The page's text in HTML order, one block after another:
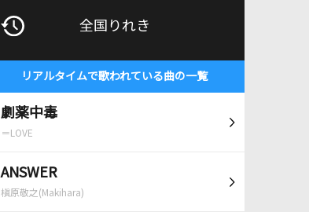
全国りれき
リアルタイムで歌われている曲の一覧
劇薬中毒
＝LOVE
ANSWER
槇原敬之(Makihara)